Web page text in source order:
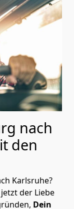
nach
den
Karlsruhe?
der Liebe
Dein